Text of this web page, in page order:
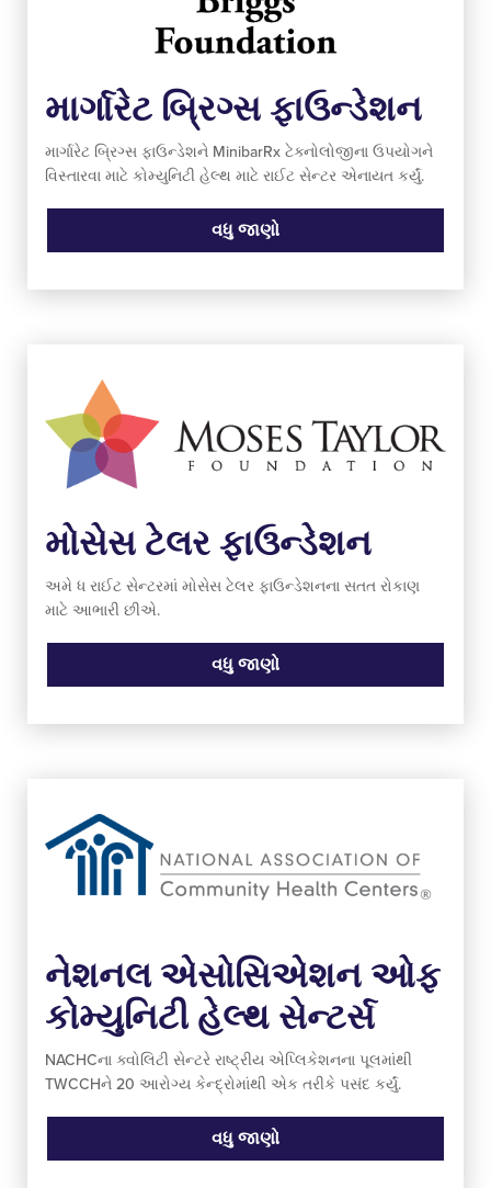
માર્ગારેટ બ્રિગ્સ ફાઉન્ડેશન
માર્ગારેટ બ્રિગ્સ ફાઉન્ડેશને MinibarRx ટેક્નોલોજીના ઉપયોગને
વિસ્તારવા માટે કોમ્યુનિટી હેલ્થ માટે રાઈટ સેન્ટર એનાયત કર્યું.
વધુ જાણો
મોસેસ ટેલર ફાઉન્ડેશન
અમે ધ રાઈટ સેન્ટરમાં મોસેસ ટેલર ફાઉન્ડેશનના સતત રોકાણ
માટે આભારી છીએ.
વધુ જાણો
નેશનલ એસોસિએશન ઓફ
કોમ્યુનિટી હેલ્થ સેન્ટર્સ
NACHCના ક્વોલિટી સેન્ટરે રાષ્ટ્રીય એપ્લિકેશનના પૂલમાંથી
TWCCHને 20 આરોગ્ય કેન્દ્રોમાંથી એક તરીકે પસંદ કર્યું.
વધુ જાણો